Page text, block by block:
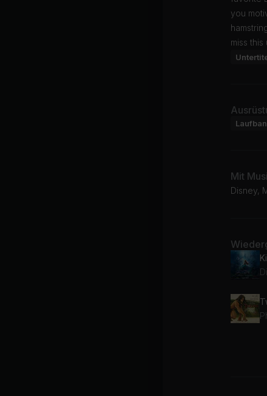
you
miss
Mit
Disney,